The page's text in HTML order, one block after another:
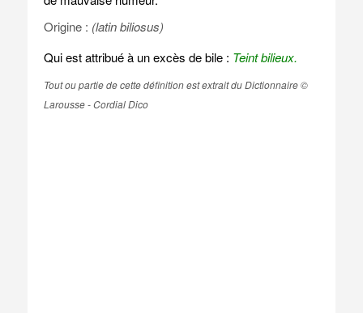
Origine : (latin biliosus)
Qui est attribué à un excès de bile : Teint bilieux.
Tout ou partie de cette définition est extrait du Dictionnaire ©
Larousse - Cordial Dico